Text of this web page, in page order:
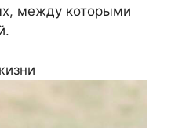
между которыми